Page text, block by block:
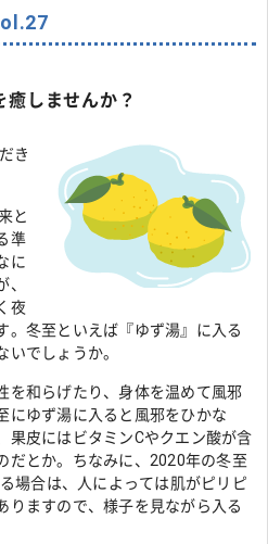
癒しませんか？
き
と
準
に
夜
。冬至といえば『ゆず湯』に入る
でしょうか。
を和らげたり、身体を温めて風邪
にゆず湯に入ると風邪をひかな
果皮にはビタミンCやクエン酸が含
だとか。ちなみに、2020年の冬至
場合は、人によっては肌がピリピ
りますので、様子を見ながら入る